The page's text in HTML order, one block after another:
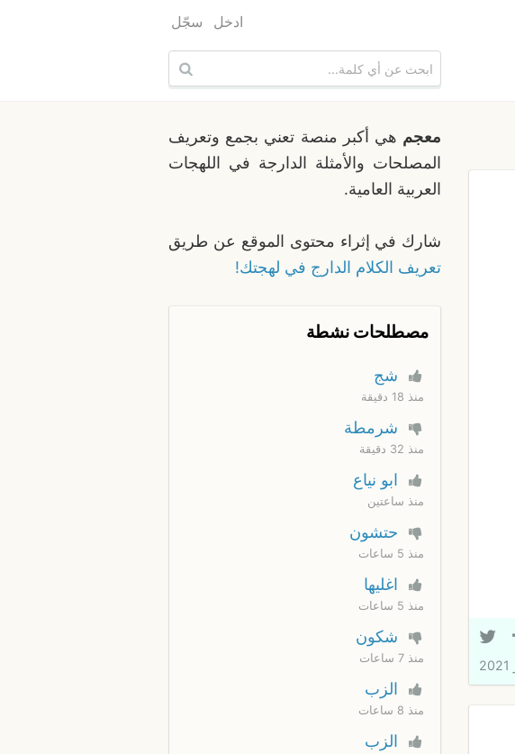
ادخل سجّل
معجم هي أكبر منصة تعني بجمع وتعريف
المصلحات والأمثلة الدارجة في اللهجات
العربية العامية.
شارك في إثراء محتوى الموقع عن طريق
تعريف الكلام الدارج في لهجتك!
مصطلحات نشطة
شج
منذ 18 دقيقة
شرمطة
منذ 32 دقيقة
ابو نياع
منذ ساعتين
حتشون
منذ 5 ساعات
اغليها
منذ 5 ساعات
شكون
منذ 7 ساعات
الزب
منذ 8 ساعات
الزب